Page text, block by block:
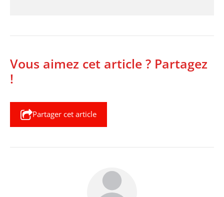
Vous aimez cet article ? Partagez
!
Partager cet article